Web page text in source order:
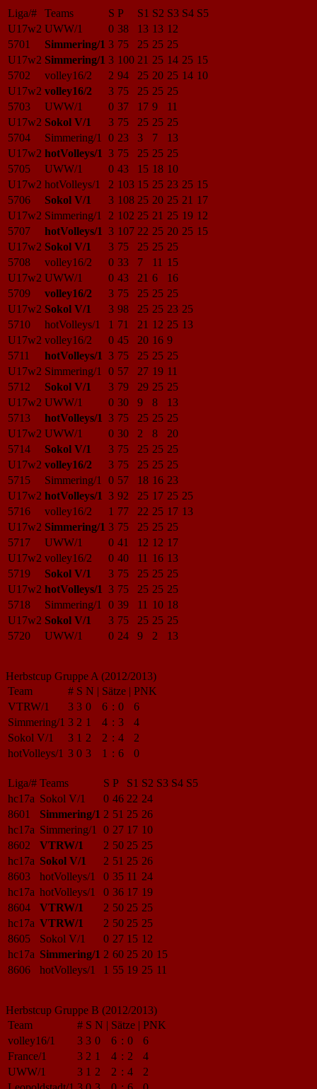
Liga/# Teams S P S1 S2 S3 S4 S5
U17w2 UWW/1 0 38 13 13 12
5701
Simmering/1 3 75 25 25 25
U17w2 Simmering/1 3 100 21 25 14 25 15
5702
volley16/2 2 94 25 20 25 14 10
U17w2 volley16/2 3 75 25 25 25
5703
UWW/1 0 37 17 9
11
U17w2 Sokol V/1 3 75 25 25 25
5704
Simmering/1 0 23 3 7
13
U17w2 hotVolleys/1 3 75 25 25 25
5705
UWW/1 0 43 15 18 10
U17w2 hotVolleys/1 2 103 15 25 23 25 15
5706
Sokol V/1 3 108 25 20 25 21 17
U17w2 Simmering/1 2 102 25 21 25 19 12
5707
hotVolleys/1 3 107 22 25 20 25 15
U17w2 Sokol V/1 3 75 25 25 25
5708
volley16/2 0 33 7 11 15
U17w2 UWW/1 0 43 21 6
16
5709
volley16/2 3 75 25 25 25
U17w2 Sokol V/1 3 98 25 25 23 25
5710
hotVolleys/1 1 71 21 12 25 13
U17w2 volley16/2 0 45 20 16 9
5711
hotVolleys/1 3 75 25 25 25
U17w2 Simmering/1 0 57 27 19 11
5712
Sokol V/1 3 79 29 25 25
U17w2 UWW/1 0 30 9 8
13
5713
hotVolleys/1 3 75 25 25 25
U17w2 UWW/1 0 30 2 8
20
5714
Sokol V/1 3 75 25 25 25
U17w2 volley16/2 3 75 25 25 25
5715
Simmering/1 0 57 18 16 23
U17w2 hotVolleys/1 3 92 25 17 25 25
5716
volley16/2 1 77 22 25 17 13
U17w2 Simmering/1 3 75 25 25 25
5717
UWW/1 0 41 12 12 17
U17w2 volley16/2 0 40 11 16 13
5719
Sokol V/1 3 75 25 25 25
U17w2 hotVolleys/1 3 75 25 25 25
5718
Simmering/1 0 39 11 10 18
U17w2 Sokol V/1 3 75 25 25 25
5720
UWW/1 0 24 9 2 13
Herbstcup Gruppe A (2012/2013)
Team
# S N | Sätze | PNK
VTRW/1
3 3 0 6 : 0
6
Simmering/1 3 2 1 4 : 3
4
Sokol V/1
3 1 2 2 : 4
2
hotVolleys/1 3 0 3 1 : 6 0
Liga/# Teams S P S1 S2 S3 S4 S5
hc17a Sokol V/1 0 46 22 24
8601
Simmering/1 2 51 25 26
hc17a Simmering/1 0 27 17 10
8602
VTRW/1 2 50 25 25
hc17a Sokol V/1 2 51 25 26
8603
hotVolleys/1 0 35 11 24
hc17a hotVolleys/1 0 36 17 19
8604
VTRW/1 2 50 25 25
hc17a VTRW/1 2 50 25 25
8605
Sokol V/1 0 27 15 12
hc17a Simmering/1 2 60 25 20 15
8606
hotVolleys/1 1 55 19 25 11
Herbstcup Gruppe B (2012/2013)
Team
# S N | Sätze | PNK
volley16/1
3 3 0 6 : 0
6
France/1
3 2 1 4 : 2
4
UWW/1
3 1 2 2 : 4
2